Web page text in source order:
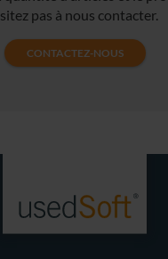
pas à nous contacter.
CONTACTEZ-NOUS